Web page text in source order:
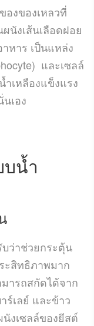
งของเหลวที่
นังเส้นเลือดฝอย
หาร เป็นแหล่ง
และเซลล์
เหลืองแข็งแรง
เอง
บน้ำ
ว่าช่วยกระตุ้น
ะสิทธิภาพมาก
ารถสกัดได้จาก
ร์เลย์ และข้าว
งเซลล์ของยีสต์